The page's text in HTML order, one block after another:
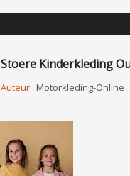
Stoere Kinderkleding
Auteur : Motorkleding-Online